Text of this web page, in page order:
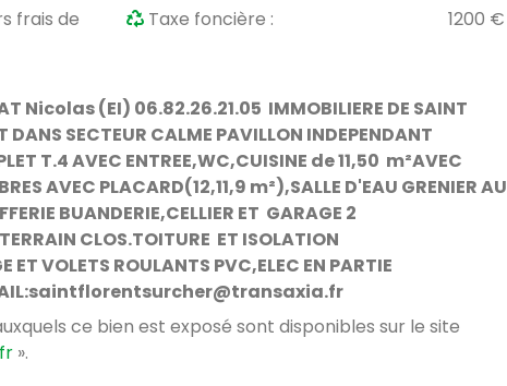
frais de
Taxe foncière : 1200 €
Nicolas (EI) 06.82.26.21.05 IMMOBILIERE DE SAINT
DANS SECTEUR CALME PAVILLON INDEPENDANT
T.4 AVEC ENTREE,WC,CUISINE de 11,50 m²AVEC
AVEC PLACARD(12,11,9 m²),SALLE D'EAU GRENIER AU
BUANDERIE,CELLIER ET GARAGE 2
CLOS.TOITURE ET ISOLATION
ET VOLETS ROULANTS PVC,ELEC EN PARTIE
MAIL:saintflorentsurcher@transaxia.fr
ce bien est exposé sont disponibles sur le site
».